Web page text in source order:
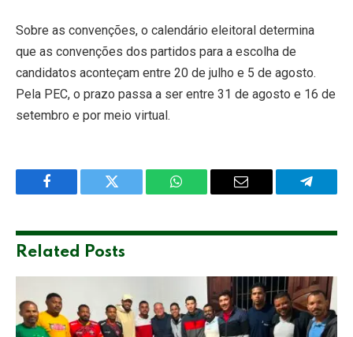
Sobre as convenções, o calendário eleitoral determina
que as convenções dos partidos para a escolha de
candidatos aconteçam entre 20 de julho e 5 de agosto.
Pela PEC, o prazo passa a ser entre 31 de agosto e 16 de
setembro e por meio virtual.
Facebook Twitter WhatsApp Email
Related Posts